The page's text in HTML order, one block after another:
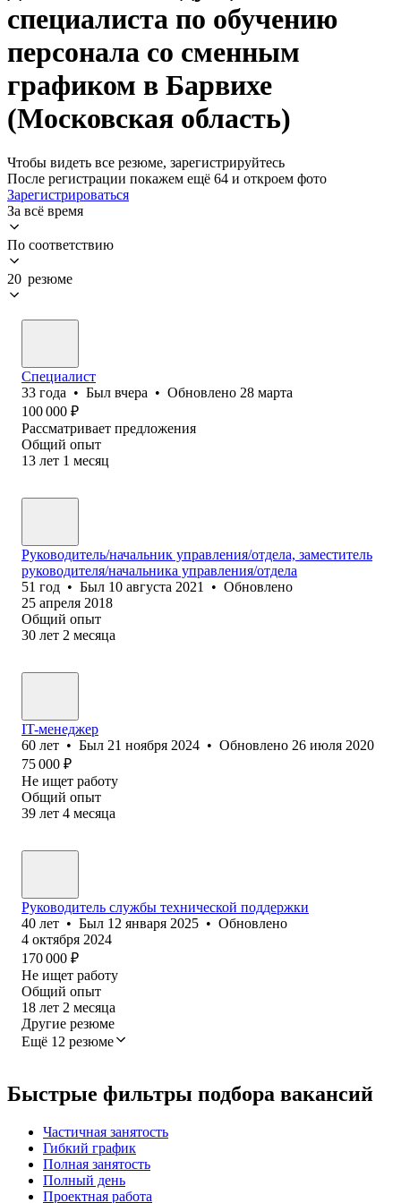
специалиста по обучению
персонала со сменным
графиком в Барвихе
(Московская область)
Чтобы видеть все резюме, зарегистрируйтесь
После регистрации покажем ещё 64 и откроем фото
Зарегистрироваться
За всё время
По соответствию
20 резюме
Специалист
33 года • Был вчера • Обновлено 28 марта
100 000 ₽
Рассматривает предложения
Общий опыт
13 лет 1 месяц
Руководитель/начальник управления/отдела, заместитель
руководителя/начальника управления/отдела
51 год • Был 10 августа 2021 • Обновлено
25 апреля 2018
Общий опыт
30 лет 2 месяца
IT-менеджер
60 лет • Был 21 ноября 2024 • Обновлено 26 июля 2020
75 000 ₽
Не ищет работу
Общий опыт
39 лет 4 месяца
Руководитель службы технической поддержки
40 лет • Был 12 января 2025 • Обновлено
4 октября 2024
170 000 ₽
Не ищет работу
Общий опыт
18 лет 2 месяца
Другие резюме
Ещё 12 резюме
Быстрые фильтры подбора вакансий
Частичная занятость
Гибкий график
Полная занятость
Полный день
Проектная работа